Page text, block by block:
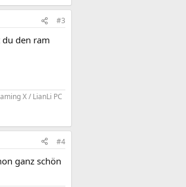
#3
den ram
X / LianLi PC
#4
ganz schön